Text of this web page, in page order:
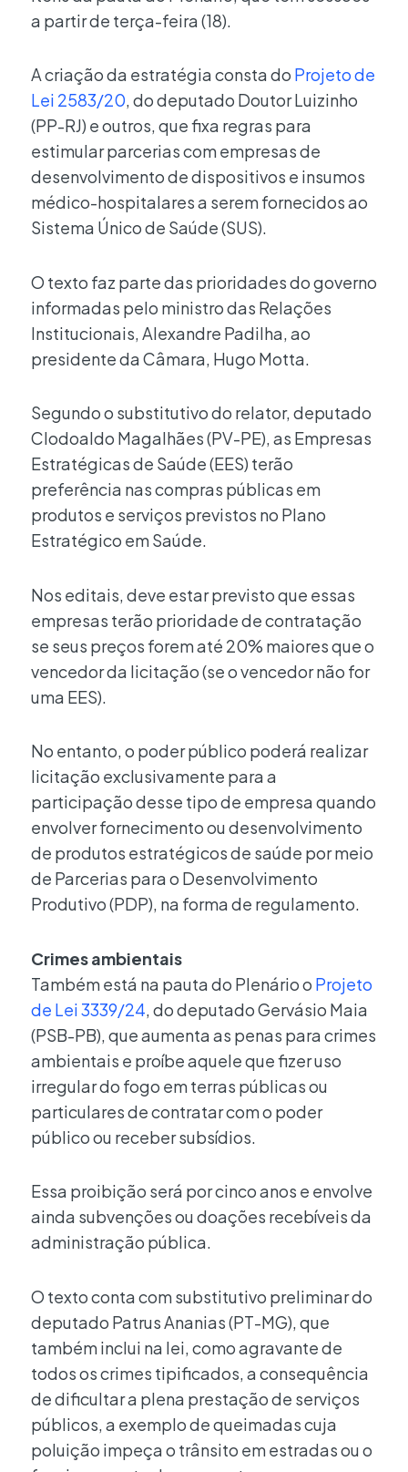
a partir de terça-feira (18).
A criação da estratégia consta do Projeto de
Lei 2583/20, do deputado Doutor Luizinho
(PP-RJ) e outros, que fixa regras para
estimular parcerias com empresas de
desenvolvimento de dispositivos e insumos
médico-hospitalares a serem fornecidos ao
Sistema Único de Saúde (SUS).
O texto faz parte das prioridades do governo
informadas pelo ministro das Relações
Institucionais, Alexandre Padilha, ao
presidente da Câmara, Hugo Motta.
Segundo o substitutivo do relator, deputado
Clodoaldo Magalhães (PV-PE), as Empresas
Estratégicas de Saúde (EES) terão
preferência nas compras públicas em
produtos e serviços previstos no Plano
Estratégico em Saúde.
Nos editais, deve estar previsto que essas
empresas terão prioridade de contratação
se seus preços forem até 20% maiores que o
vencedor da licitação (se o vencedor não for
uma EES).
No entanto, o poder público poderá realizar
licitação exclusivamente para a
participação desse tipo de empresa quando
envolver fornecimento ou desenvolvimento
de produtos estratégicos de saúde por meio
de Parcerias para o Desenvolvimento
Produtivo (PDP), na forma de regulamento.
Crimes ambientais
Também está na pauta do Plenário o Projeto
de Lei 3339/24 , do deputado Gervásio Maia
(PSB-PB), que aumenta as penas para crimes
ambientais e proíbe aquele que fizer uso
irregular do fogo em terras públicas ou
particulares de contratar com o poder
público ou receber subsídios.
Essa proibição será por cinco anos e envolve
ainda subvenções ou doações recebíveis da
administração pública.
O texto conta com substitutivo preliminar do
deputado Patrus Ananias (PT-MG), que
também inclui na lei, como agravante de
todos os crimes tipificados, a consequência
de dificultar a plena prestação de serviços
públicos, a exemplo de queimadas cuja
poluição impeça o trânsito em estradas ou o